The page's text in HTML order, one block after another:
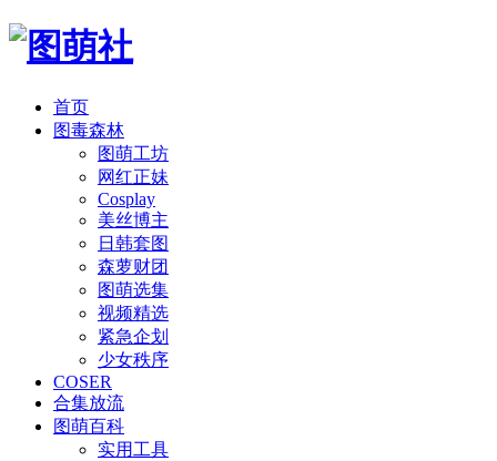
首页
图毒森林
图萌工坊
网红正妹
Cosplay
美丝博主
日韩套图
森萝财团
图萌选集
视频精选
紧急企划
少女秩序
COSER
合集放流
图萌百科
实用工具